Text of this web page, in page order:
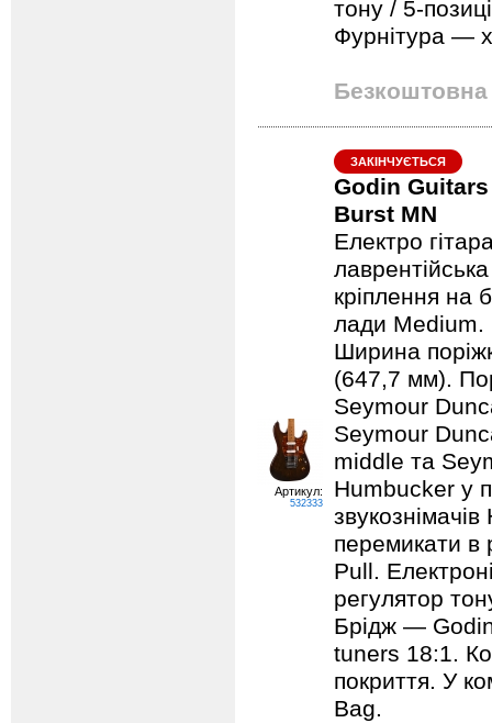
тону / 5-
Фурнітура —
Безкоштовна
Артикул:
532333
ЗАКІНЧУЄТЬСЯ
Godin
Burst MN
Електро
кріплення на
лади Medium.
Ширина
(647,7 мм).
Seymour
Seymour
middle та
Humbucker у
перемикати
Pull.
регулятор
Брідж —
tuners 18:1.
покриття. У
Bag.